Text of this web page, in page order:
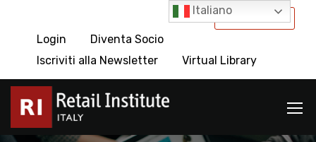
International
Login
Diventa Socio
Iscriviti alla Newsletter
Virtual Library
Italiano